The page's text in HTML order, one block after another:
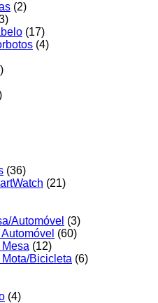
(2)
(17)
(4)
(36)
(21)
Automóvel (3)
(60)
(12)
Bicicleta (6)
(4)